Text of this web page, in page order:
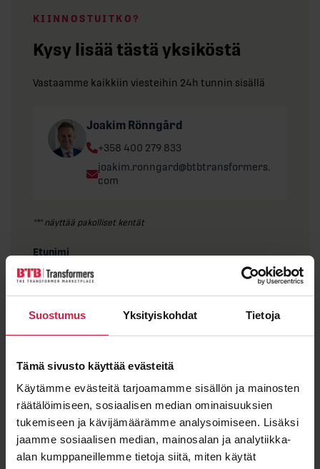
Suostumus Yksityiskohdat Tietoja
Tämä sivusto käyttää evästeitä
Käytämme evästeitä tarjoamamme sisällön ja mainosten
räätälöimiseen, sosiaalisen median ominaisuuksien
tukemiseen ja kävijämäärämme analysoimiseen. Lisäksi
jaamme sosiaalisen median, mainosalan ja analytiikka-
alan kumppaneillemme tietoja siitä, miten käytät
KIINNOSTUITKO?
Kysy lisää tästä yksiköstä
Vastaamme kaikkiin viesteihin 24h tunnin sisällä
Joakim Rönngård
Phone:
+358 400 279 833
Email:
joakim.ronngard@btbtransformers.
com
"*" näyttää pakolliset kentät
Etunimi
Sähköposti *